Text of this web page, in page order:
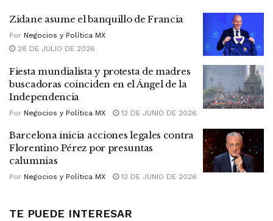
Zidane asume el banquillo de Francia
Por Negocios y Política MX
28 DE JULIO DE 2026
Fiesta mundialista y protesta de madres
buscadoras coinciden en el Ángel de la
Independencia
Por Negocios y Política MX 12 DE JUNIO DE 2026
Barcelona inicia acciones legales contra
Florentino Pérez por presuntas
calumnias
Por Negocios y Política MX 12 DE JUNIO DE 2026
TE PUEDE INTERESAR